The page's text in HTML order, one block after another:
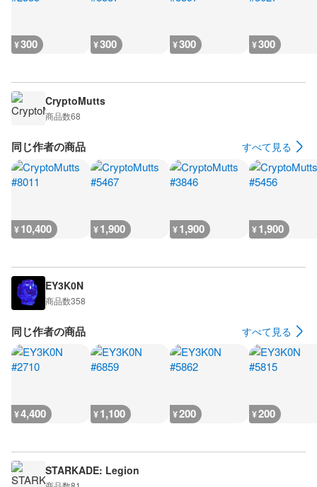
¥300 ¥300 ¥300 ¥300
CryptoMutts
商品数68
同じ作者の商品 すべて見る
¥10,400 ¥1,900 ¥1,900 ¥1,900
EY3K0N
商品数358
同じ作者の商品 すべて見る
¥4,400 ¥1,100 ¥200 ¥200
STARKADE: Legion